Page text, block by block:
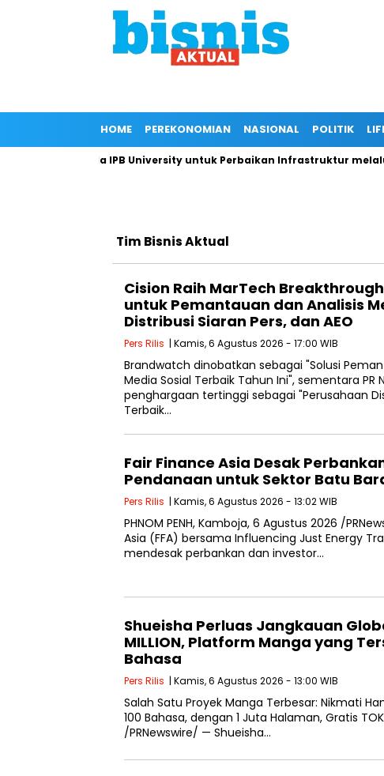
HOME PEREKONOMIAN NASIONAL POLITIK
Kepada IPB University untuk Perbaikan Infrastruktur melalui
Tim Bisnis Aktual
Cision Raih MarTech
untuk Pemantauan dan Analisis
Distribusi Siaran Pers, dan AEO
Pers Rilis | Kamis, 6 Agustus 2026 - 17:00 WIB
Brandwatch dinobatkan sebagai "Solusi
Media Sosial Terbaik Tahun Ini", sementara PR
penghargaan tertinggi sebagai "Perusahaan
Terbaik…
Fair Finance Asia Desak
Pendanaan untuk Sektor Batu
Pers Rilis | Kamis, 6 Agustus 2026 - 13:02 WIB
PHNOM PENH, Kamboja, 6 Agustus 2026 /
Asia (FFA) bersama Influencing Just Energy
mendesak perbankan dan investor…
Shueisha Perluas Jangkauan
MILLION, Platform Manga yang
Bahasa
Pers Rilis | Kamis, 6 Agustus 2026 - 13:00 WIB
Salah Satu Proyek Manga Terbesar: Nikmati
100 Bahasa, dengan 1 Juta Halaman, Gratis
/PRNewswire/ — Shueisha…